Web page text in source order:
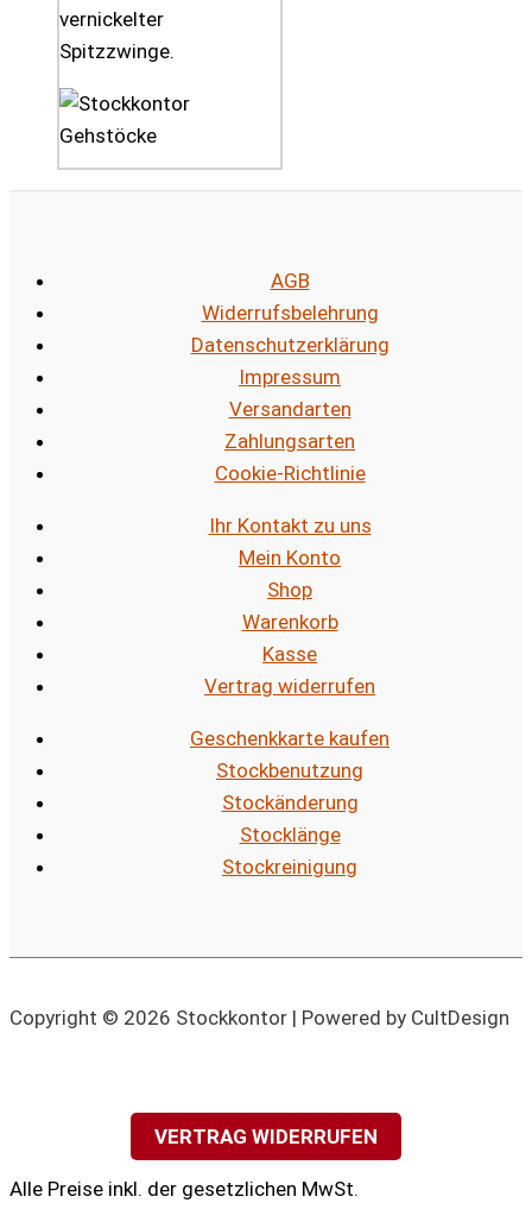
vernickelter
Spitzzwinge.
AGB
Widerrufsbelehrung
Datenschutzerklärung
Impressum
Versandarten
Zahlungsarten
Cookie-Richtlinie
Ihr Kontakt zu uns
Mein Konto
Shop
Warenkorb
Kasse
Vertrag widerrufen
Geschenkkarte kaufen
Stockbenutzung
Stockänderung
Stocklänge
Stockreinigung
Copyright © 2026 Stockkontor | Powered by CultDesign
VERTRAG WIDERRUFEN
Alle Preise inkl. der gesetzlichen MwSt.